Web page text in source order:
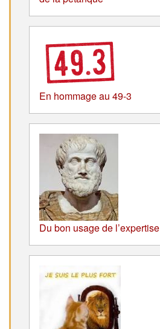
En hommage au 49-3
Du bon usage de l’expertise